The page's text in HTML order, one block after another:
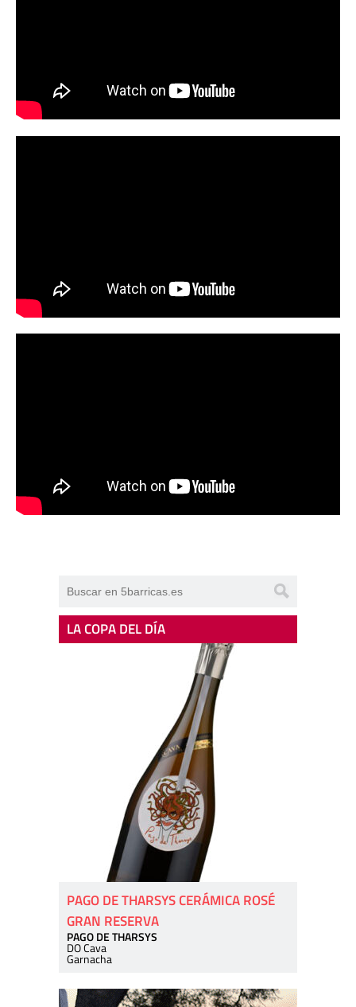
LA COPA DEL DÍA
PAGO DE THARSYS CERÁMICA ROSÉ
GRAN RESERVA
PAGO DE THARSYS
DO Cava
Garnacha